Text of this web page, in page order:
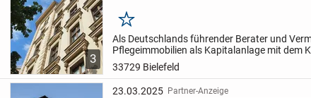
3
Merken
Als Deutschlands führender Berater und
Pflegeimmobilien als Kapitalanlage mit dem
vermittelten Immobilien stellen wir Ihnen
im...
33729 Bielefeld
23.03.2025 Partner-Anzeige